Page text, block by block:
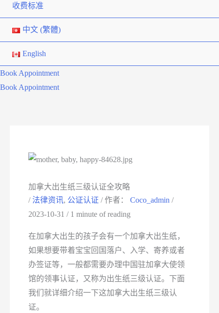
收费标准
中文 (繁體)
English
Book Appointment
Book Appointment
加拿大出生纸三级认证全攻略
/ 法律资讯, 公证认证 / 作者： Coco_admin/
2023-10-31/ 1 minute of reading
在加拿大出生的孩子会有一个加拿大出生纸，
如果想要带着宝宝回国落户、入学、寄养或者
办签证等，一般都需要办理中国驻加拿大使领
馆的领事认证，又称为出生纸三级认证。下面
我们就详细介绍一下这加拿大出生纸三级认
证。